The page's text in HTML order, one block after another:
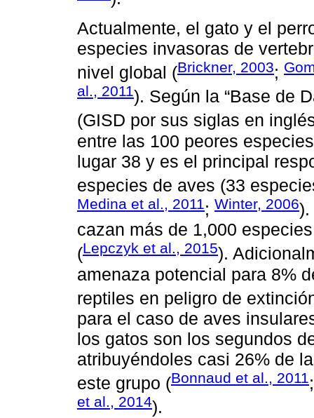
Actualmente, el gato y el
especies invasoras de
nivel global (Brickner, 2003;
al., 2011). Según la “Base de
(GISD por sus siglas en
entre las 100 peores
lugar 38 y es el principal
especies de aves (33
Medina et al., 2011; Winter, 2006).
cazan más de 1,000
(Lepczyk et al., 2015).
amenaza potencial para 8%
reptiles en peligro de
para el caso de aves
los gatos son los segundos
atribuyéndoles casi 26% de
este grupo (Bonnaud et al., 2011
et al., 2014).